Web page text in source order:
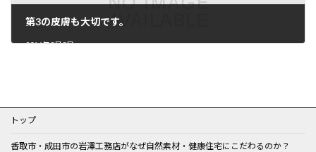
第3の皮膚も大切です。
2016年3月3日
トップ
香取市・成田市の岩澤工務店がなぜ自然素材・健康住宅にこだわるのか？